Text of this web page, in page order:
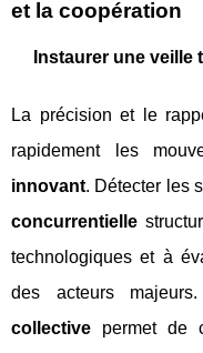
et la coopération
Instaurer une
La précision et le
rapidement les
innovant. Détecter les
concurrentielle
technologiques et à
des acteurs
collective permet de